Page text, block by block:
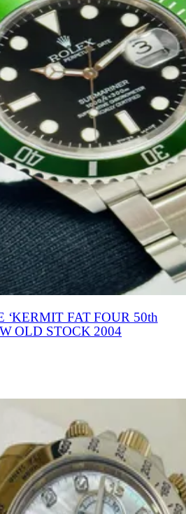
‘KERMIT FAT FOUR 50th
OLD STOCK 2004